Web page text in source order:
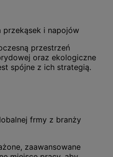
przekąsek i napojów
przestrzeń
oraz ekologiczne
spójne z ich strategią.
frmy z branży
zaawansowane